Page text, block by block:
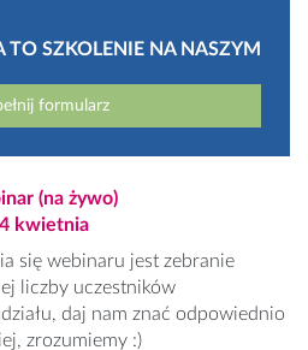
TO SZKOLENIE NA NASZYM
formularz
(na żywo)
kwietnia
się webinaru jest zebranie
liczby uczestników
daj nam znać odpowiednio
zrozumiemy :)